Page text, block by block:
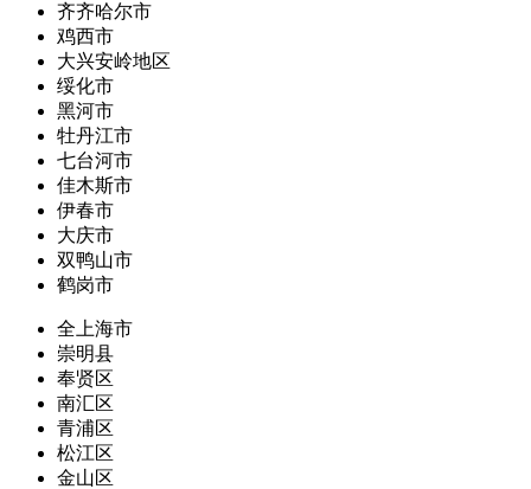
齐齐哈尔市
鸡西市
大兴安岭地区
绥化市
黑河市
牡丹江市
七台河市
佳木斯市
伊春市
大庆市
双鸭山市
鹤岗市
全上海市
崇明县
奉贤区
南汇区
青浦区
松江区
金山区